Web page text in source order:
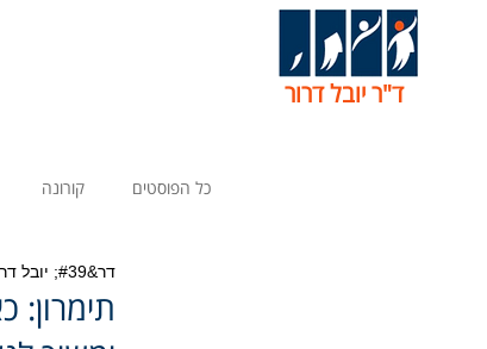
ד"ר יובל דרור
כל הפוסטים קורונה
דר&#39; יובל דרור